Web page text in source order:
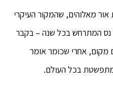
מאלוהים, שהמקור העיקרי
נס המתרחש בכל שנה – בקבר
מקום, אחרי שכומר אומר
בכל העולם.